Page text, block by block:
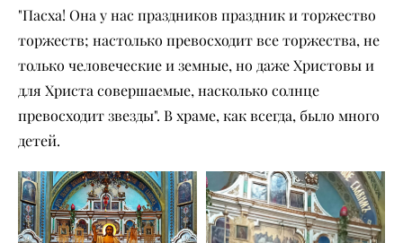
"Пасха! Она у нас праздников праздник и торжество
торжеств; настолько превосходит все торжества, не
только человеческие и земные, но даже Христовы и
для Христа совершаемые, насколько солнце
превосходит звезды". В храме, как всегда, было много
детей.